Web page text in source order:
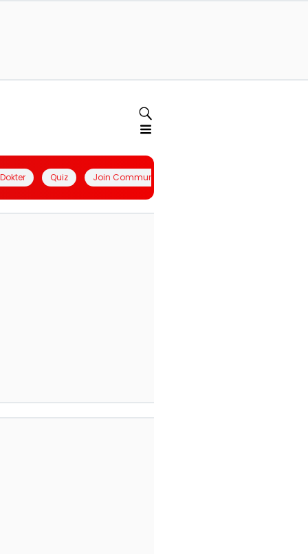
Quiz Join Community